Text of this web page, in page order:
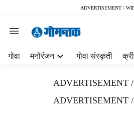
ADVERTISEMENT /
गोवा मनोरंजन गोवा संस्कृती
ADVERTISEMENT
ADVERTISEMENT